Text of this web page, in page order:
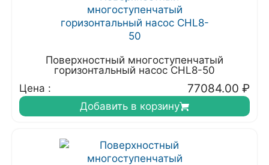
Поверхностный многоступенчатый
горизонтальный насос CHL8-50
Цена :
77084.00 ₽
Добавить в корзину